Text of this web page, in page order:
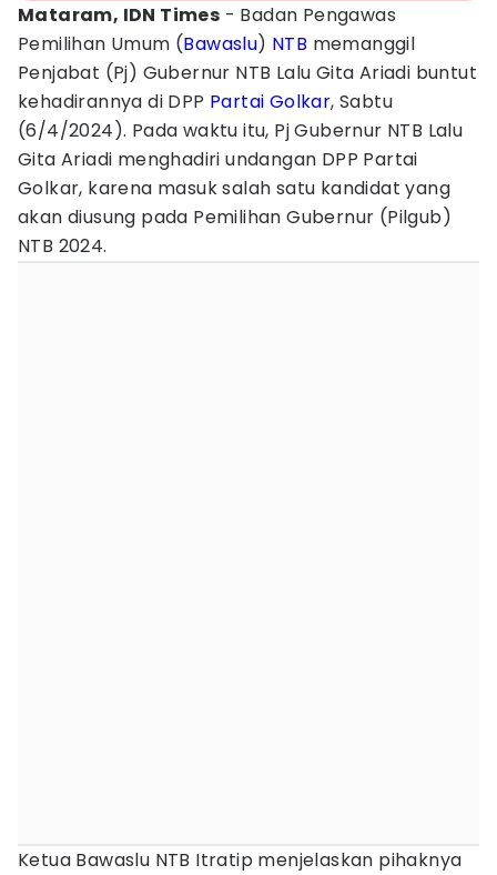
Mataram, IDN Times - Badan Pengawas
Pemilihan Umum (Bawaslu) NTB memanggil
Penjabat (Pj) Gubernur NTB Lalu Gita Ariadi buntut
kehadirannya di DPP Partai Golkar, Sabtu
(6/4/2024). Pada waktu itu, Pj Gubernur NTB Lalu
Gita Ariadi menghadiri undangan DPP Partai
Golkar, karena masuk salah satu kandidat yang
akan diusung pada Pemilihan Gubernur (Pilgub)
NTB 2024.
Ketua Bawaslu NTB Itratip menjelaskan pihaknya